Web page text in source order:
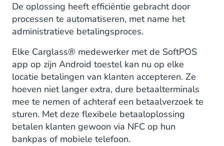
De oplossing heeft efficiëntie gebracht door
processen te automatiseren, met name het
administratieve betalingsproces.
Elke Carglass® medewerker met de SoftPOS
app op zijn Android toestel kan nu op elke
locatie betalingen van klanten accepteren. Ze
hoeven niet langer extra, dure betaalterminals
mee te nemen of achteraf een betaalverzoek te
sturen. Met deze flexibele betaaloplossing
betalen klanten gewoon via NFC op hun
bankpas of mobiele telefoon.